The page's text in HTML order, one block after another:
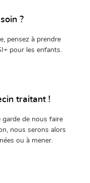
?
pensez à prendre
pour les enfants.
traitant !
garde de nous faire
nous serons alors
ou à mener.